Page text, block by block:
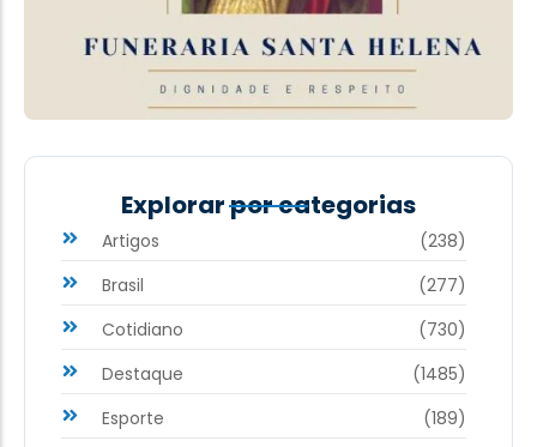
Explorar por categorias
Artigos
(238)
Brasil
(277)
Cotidiano
(730)
Destaque
(1485)
Esporte
(189)